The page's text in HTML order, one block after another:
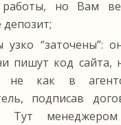
работы, но Вам
депозит;
узко “заточены”:
пишут код сайта,
не как в
подписав
Тут